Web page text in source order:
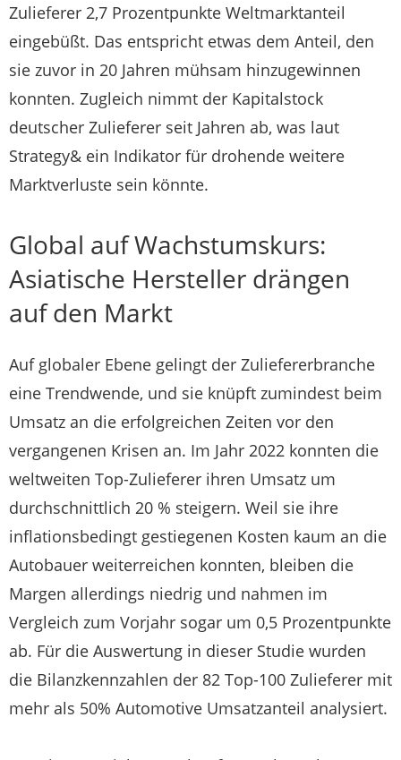
Zulieferer 2,7 Prozentpunkte Weltmarktanteil
eingebüßt. Das entspricht etwas dem Anteil, den
sie zuvor in 20 Jahren mühsam hinzugewinnen
konnten. Zugleich nimmt der Kapitalstock
deutscher Zulieferer seit Jahren ab, was laut
Strategy& ein Indikator für drohende weitere
Marktverluste sein könnte.
Global auf Wachstumskurs:
Asiatische Hersteller drängen
auf den Markt
Auf globaler Ebene gelingt der Zuliefererbranche
eine Trendwende, und sie knüpft zumindest beim
Umsatz an die erfolgreichen Zeiten vor den
vergangenen Krisen an. Im Jahr 2022 konnten die
weltweiten Top-Zulieferer ihren Umsatz um
durchschnittlich 20 % steigern. Weil sie ihre
inflationsbedingt gestiegenen Kosten kaum an die
Autobauer weiterreichen konnten, bleiben die
Margen allerdings niedrig und nahmen im
Vergleich zum Vorjahr sogar um 0,5 Prozentpunkte
ab. Für die Auswertung in dieser Studie wurden
die Bilanzkennzahlen der 82 Top-100 Zulieferer mit
mehr als 50% Automotive Umsatzanteil analysiert.